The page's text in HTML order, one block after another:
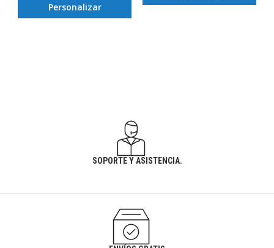
Personalizar
SOPORTE Y ASISTENCIA.